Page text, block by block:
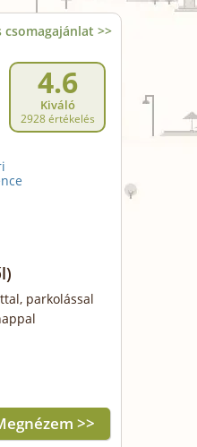
csomagajánlat >>
4.6
Kiváló
2928 értékelés
parkolással
>>